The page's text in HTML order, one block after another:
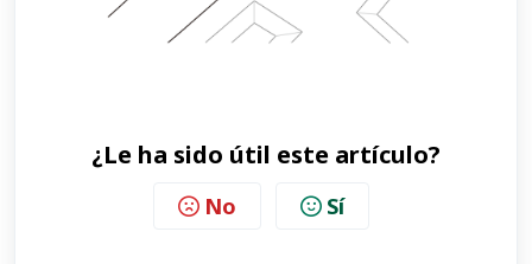
¿Le ha sido útil este artículo?
No Sí